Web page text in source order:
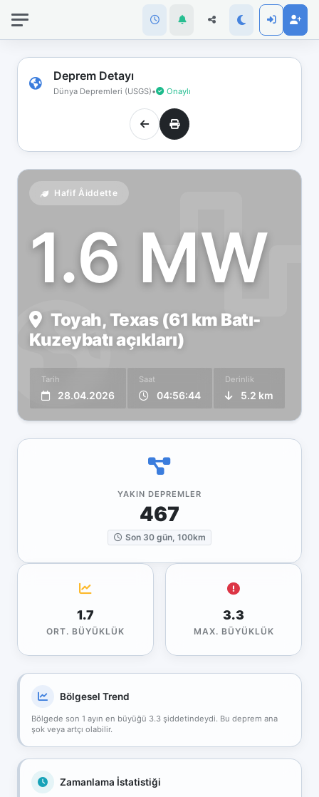
Deprem Detayı
Dünya Depremleri (USGS)• Onaylı
Hafif Åiddette
1.6 MW
Toyah, Texas (61 km Batı-
Kuzeybatı açıkları)
Tarih
28.04.2026
Saat
04:56:44
Derinlik
5.2 km
YAKIN DEPREMLER
467
Son 30 gün, 100km
1.7
ORT. BÜYÜKLÜK
3.3
MAX. BÜYÜKLÜK
Bölgesel Trend
Bölgede son 1 ayın en büyüğü 3.3 şiddetindeydi. Bu deprem ana
şok veya artçı olabilir.
Zamanlama İstatistiği
bağlantınız
koptu!
Çevrimdışı
moddasınız.